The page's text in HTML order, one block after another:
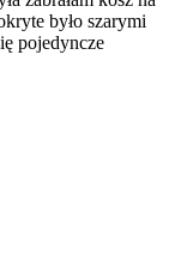
było szarymi
pojedyncze